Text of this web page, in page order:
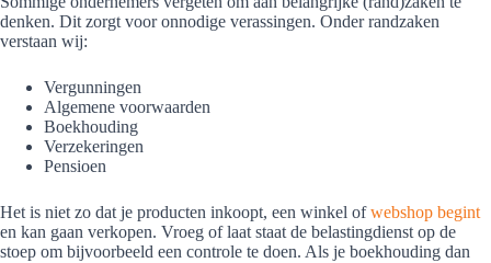
denken. Dit zorgt voor onnodige verassingen. Onder randzaken
verstaan wij:
Vergunningen
Algemene voorwaarden
Boekhouding
Verzekeringen
Pensioen
Het is niet zo dat je producten inkoopt, een winkel ofwebshop begint
en kan gaan verkopen. Vroeg of laat staat de belastingdienst op de
stoep om bijvoorbeeld een controle te doen. Als je boekhouding dan